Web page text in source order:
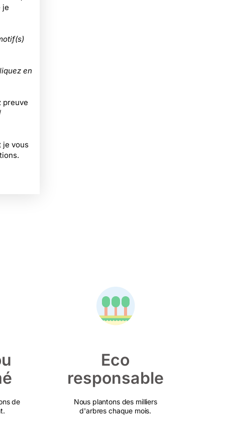
je
en
preuve
je vous
de
Eco
responsable
Nous plantons des milliers
d'arbres chaque mois.